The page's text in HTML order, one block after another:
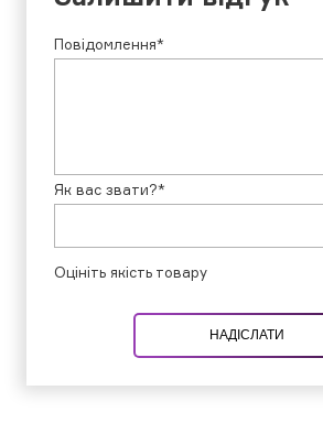
Повідомлення*
Як вас звати?*
Оцініть якість товару
НАДІСЛАТИ